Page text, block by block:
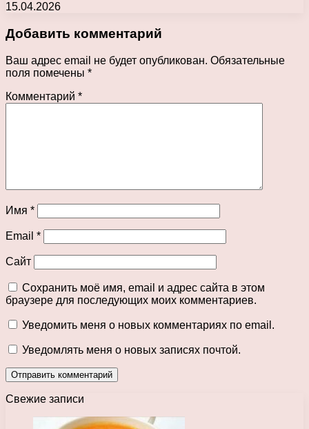
15.04.2026
Добавить комментарий
Ваш адрес email не будет опубликован. Обязательные
поля помечены *
Комментарий *
Имя *
Email *
Сайт
Сохранить моё имя, email и адрес сайта в этом
браузере для последующих моих комментариев.
Уведомить меня о новых комментариях по email.
Уведомлять меня о новых записях почтой.
Свежие записи